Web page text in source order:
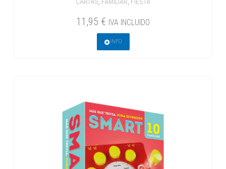
CARTAS, FAMILIAR, FIESTA
11,95 € IVA INCLUIDO
INFO